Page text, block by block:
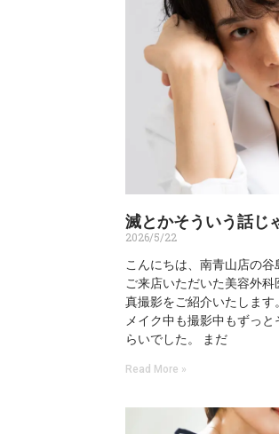
滅とかそういう話じ
2026/5/22
こんにちは、南青山店の
ご来店いただいた美容外
真撮影をご紹介いたします
メイク中も撮影中もずっ
らいでした。 まだ
Read More »